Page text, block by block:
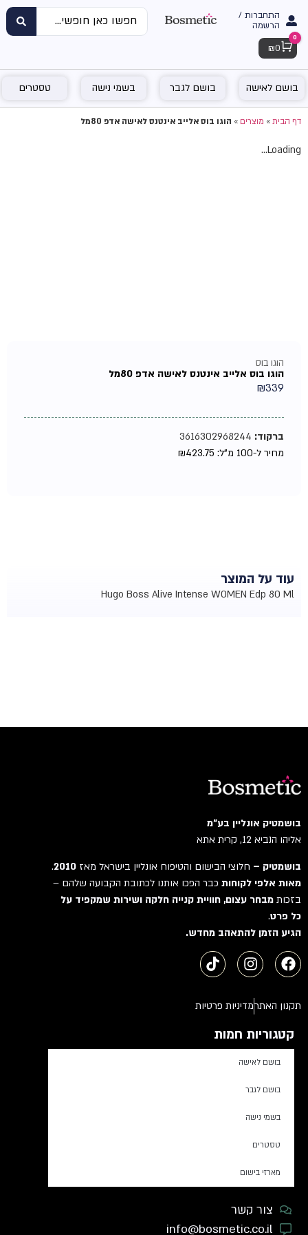
התחברות /
הרשמה
Cart
0
₪ 0
בושם לאישה בושם לגבר בשמי נישה טסטרים
דף הבית»מוצרים»הוגו בוס אלייב אינטנס לאישה אדפ 80מל
Loading...
הוגו בוס
הוגו בוס אלייב אינטנס לאישה אדפ 80מל
₪339
ברקוד:3616302968244
מחיר ל-100 מ"ל:
₪423.75
עוד על המוצר
Hugo Boss Alive Intense WOMEN Edp 80 Ml
בושמטיק אונליין בע"מ
אליהו הנביא 12, קרית אתא
בושמטיק –חלוצי הבישום והטיפוח אונליין בישראל מאז2010
.
מאות אלפי לקוחותכבר הפכו אותנו לכתובת הקבועה שלהם –
בזכותמבחר עצום, חוויית קנייה חלקה ושירות שמקפיד על
כל פרט.
הגיע הזמן להתאהב מחדש.
תקנון האתרמדיניות פרטיות
קטגוריות חמות
בושם לאישה
בושם לגבר
בשמי נישה
טסטרים
מארזי בישום
צור קשר
info@bosmetic.co.il